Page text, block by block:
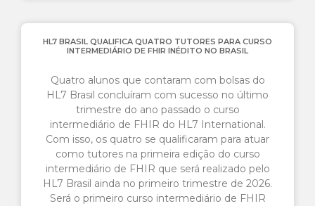
HL7 BRASIL QUALIFICA QUATRO TUTORES PARA CURSO
INTERMEDIÁRIO DE FHIR INÉDITO NO BRASIL
Quatro alunos que contaram com bolsas do
HL7 Brasil concluíram com sucesso no último
trimestre do ano passado o curso
intermediário de FHIR do HL7 International.
Com isso, os quatro se qualificaram para atuar
como tutores na primeira edição do curso
intermediário de FHIR que será realizado pelo
HL7 Brasil ainda no primeiro trimestre de 2026.
Será o primeiro curso intermediário de FHIR